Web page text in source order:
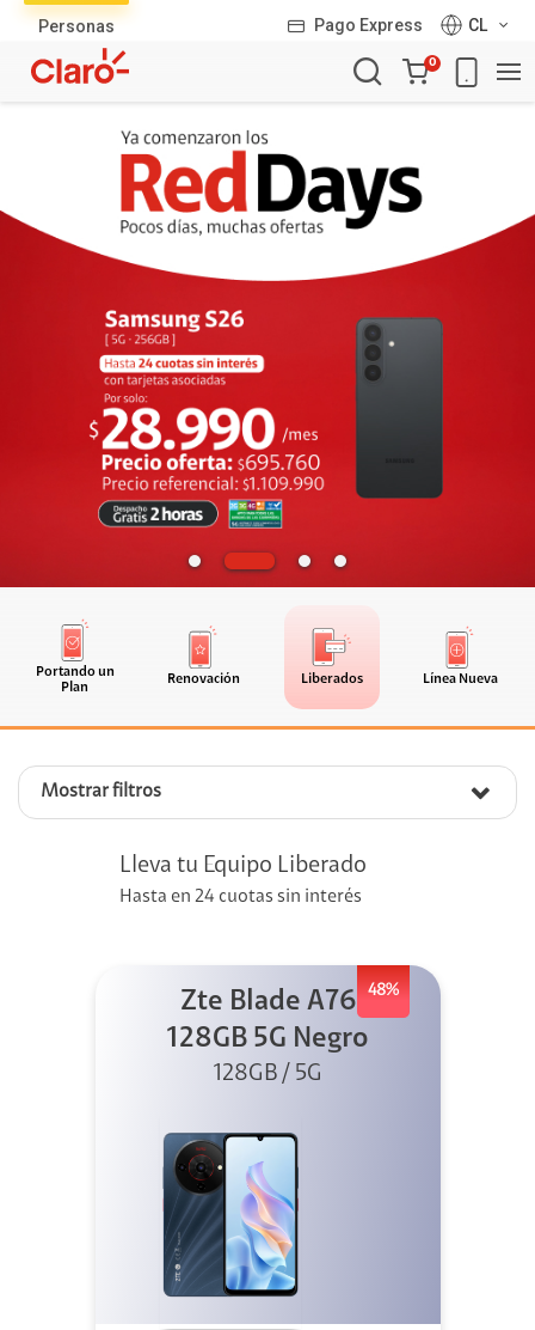
Personas Pago Express
CL
Carro
de
0
Portando un
Plan
Renovación Liberados Línea Nueva
Mostrar filtros
productos
Lleva tu Equipo Liberado
Hasta en 24 cuotas sin interés
48%
Zte Blade A76
128GB 5G Negro
128GB / 5G